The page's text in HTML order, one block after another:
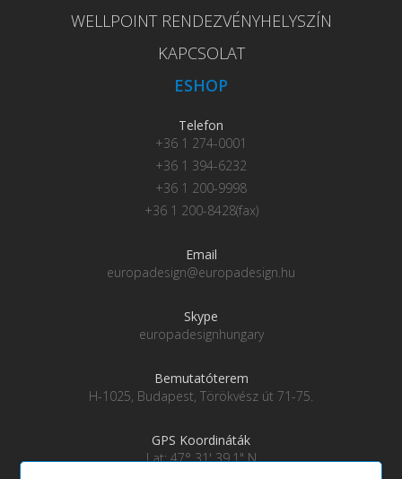
WELLPOINT RENDEZVÉNYHELYSZÍN
KAPCSOLAT
ESHOP
Telefon
+36 1 274-0001
+36 1 394-6232
+36 1 200-9998
+36 1 200-8428(fax)
Email
europadesign@europadesign.hu
Skype
europadesignhungary
Bemutatóterem
H-1025, Budapest, Törökvész út 71-75.
GPS Koordináták
Lat: 47° 31' 39.1" N